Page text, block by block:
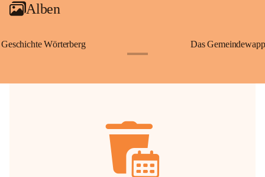
Alben
Geschichte Wörterberg Das